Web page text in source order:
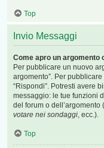
Top
Invio Messaggi
Come apro un argomento
Per pubblicare un nuovo
argomento”. Per
“Rispondi”. Potresti avere
messaggio: le tue funzioni
del forum o dell’argomento
votare nei sondaggi, ecc.).
Top